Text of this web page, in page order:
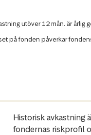
utöver 12 mån. är årlig
på fonden påverkar
Historisk avkastning
fondernas riskprofil